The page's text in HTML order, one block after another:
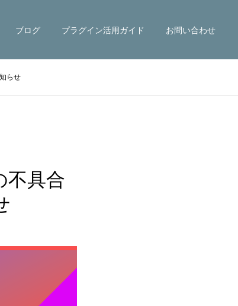
ブログ プラグイン活用ガイド お問い合わせ
らせ
不具合